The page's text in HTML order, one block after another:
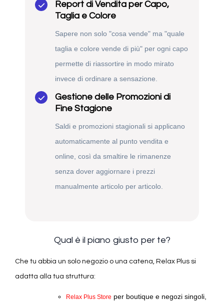
Report di Vendita per Capo,
Taglia e Colore
Sapere non solo "cosa vende" ma "quale
taglia e colore vende di più" per ogni capo
permette di riassortire in modo mirato
invece di ordinare a sensazione.
Gestione delle Promozioni di
Fine Stagione
Saldi e promozioni stagionali si applicano
automaticamente al punto vendita e
online, così da smaltire le rimanenze
senza dover aggiornare i prezzi
manualmente articolo per articolo.
Qual è il piano giusto per te?
Che tu abbia un solo negozio o una catena, Relax Plus si
adatta alla tua struttura:
Relax Plus Store per boutique e negozi singoli,